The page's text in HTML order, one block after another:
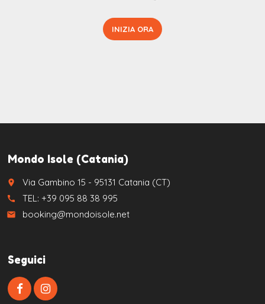
INIZIA ORA
Mondo Isole (Catania)
place Via Gambino 15 - 95131 Catania (CT)
call TEL: +39 095 88 38 995
email booking@mondoisole.net
Seguici